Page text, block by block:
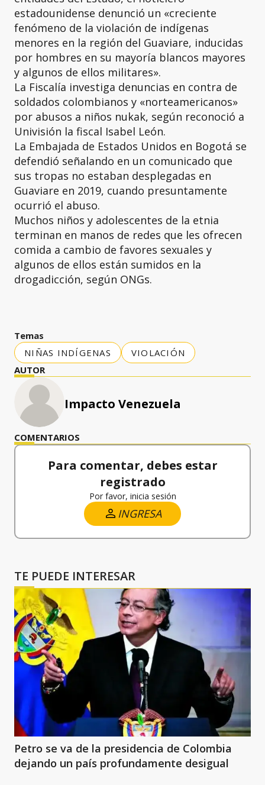
estadounidense denunció un «creciente
fenómeno de la violación de indígenas
menores en la región del Guaviare, inducidas
por hombres en su mayoría blancos mayores
y algunos de ellos militares».
La Fiscalía investiga denuncias en contra de
soldados colombianos y «norteamericanos»
por abusos a niños nukak, según reconoció a
Univisión la fiscal Isabel León.
La Embajada de Estados Unidos en Bogotá se
defendió señalando en un comunicado que
sus tropas no estaban desplegadas en
Guaviare en 2019, cuando presuntamente
ocurrió el abuso.
Muchos niños y adolescentes de la etnia
terminan en manos de redes que les ofrecen
comida a cambio de favores sexuales y
algunos de ellos están sumidos en la
drogadicción, según ONGs.
Temas
NIÑAS INDÍGENAS
VIOLACIÓN
AUTOR
Impacto Venezuela
COMENTARIOS
Para comentar, debes estar
registrado
Por favor, inicia sesión
INGRESA
TE PUEDE INTERESAR
Petro se va de la presidencia de Colombia
dejando un país profundamente desigual